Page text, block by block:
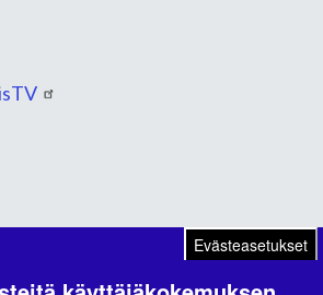
Evästeasetukset